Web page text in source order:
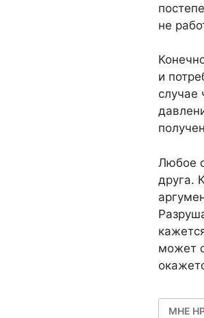
не
и
случае
Любое
друга.
может
МНЕ